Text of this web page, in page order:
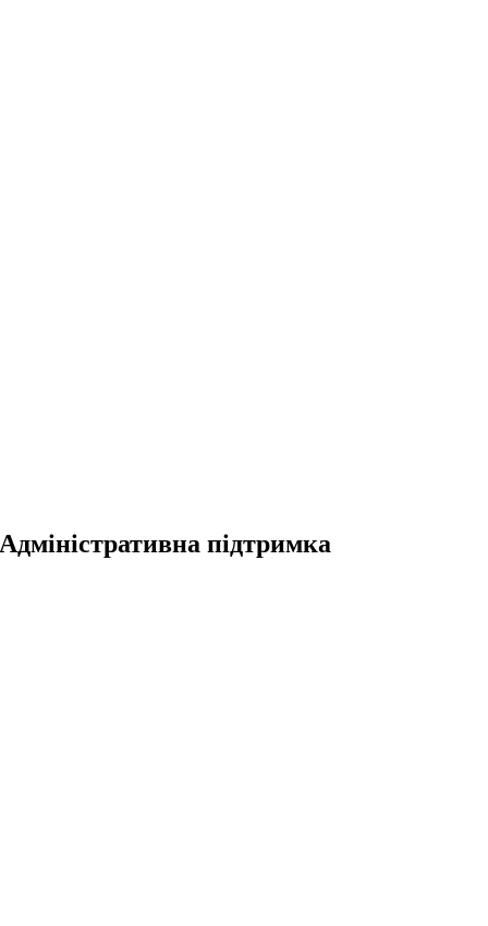
Адміністративна підтримка